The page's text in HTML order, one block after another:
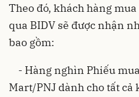
Theo đó, khách hàng
qua BIDV sẽ được nhận
bao gồm:
- Hàng nghìn Phiếu
Mart/PNJ dành cho tất cả